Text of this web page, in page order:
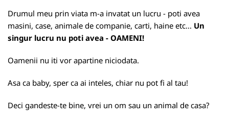
Drumul meu prin viata m-a invatat un lucru - poti avea
masini, case, animale de companie, carti, haine etc... Un
singur lucru nu poti avea - OAMENI!
Oamenii nu iti vor apartine niciodata.
Asa ca baby, sper ca ai inteles, chiar nu pot fi al tau!
Deci gandeste-te bine, vrei un om sau un animal de casa?